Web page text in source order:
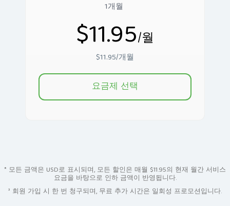
1개월
$11.95/월
$11.95/개월
요금제 선택
* 모든 금액은 USD로 표시되며, 모든 할인은 매월 $11.95의 현재 월간 서비스
요금을 바탕으로 인하 금액이 반영됩니다.
³ 회원 가입 시 한 번 청구되며, 무료 추가 시간은 일회성 프로모션입니다.